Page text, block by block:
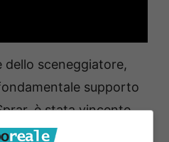
dello sceneggiatore,
supporto
è stata vincente
del prodotto finale.